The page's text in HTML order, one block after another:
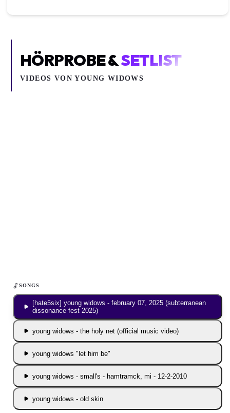
HÖRPROBE &SETLIST
VIDEOS VONYOUNG WIDOWS
SONGS
[hate5six] young widows - february 07, 2025 (subterranean
dissonance fest 2025)
young widows - the holy net (official music video)
young widows "let him be"
young widows - small's - hamtramck, mi - 12-2-2010
young widows - old skin